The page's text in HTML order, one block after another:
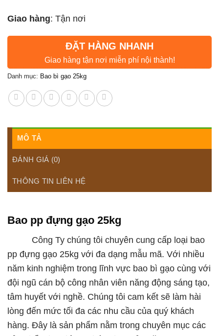
Giao hàng: Tận nơi
ĐẶT HÀNG NHANH
Giao hàng tận nơi miễn phí nội thành!
Danh mục: Bao bì gạo 25kg
MÔ TẢ
ĐÁNH GIÁ (0)
THÔNG TIN LIÊN HỆ
Bao pp đựng gạo 25kg
Công Ty chúng tôi chuyên cung cấp loại bao
pp đựng gạo 25kg với đa dạng mẫu mã. Với nhiều
năm kinh nghiệm trong lĩnh vực bao bì gạo cùng với
đội ngũ cán bộ công nhân viên năng động sáng tạo,
tâm huyết với nghề. Chúng tôi cam kết sẽ làm hài
lòng đến mức tối đa các nhu cầu của quý khách
hàng. Đây là sản phẩm nằm trong chuyên mục các